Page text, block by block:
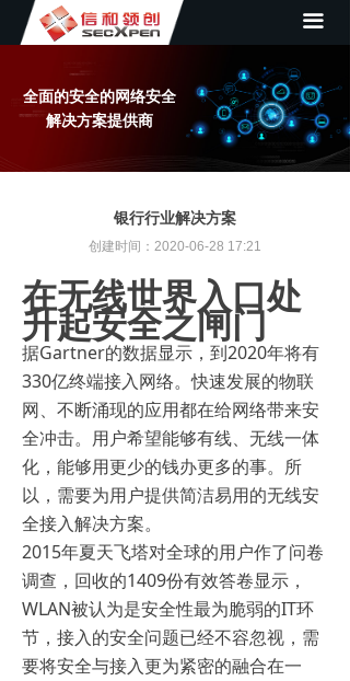
全面的安全的网络安全
解决方案提供商
끀
首页
关于我们
新闻资讯
产品展示
联系我们
合作伙伴
银行行业解决方案
在无线世界入口处
升起安全之闸门
据Gartner的数据显示，到2020年将有
330亿终端接入网络。快速发展的物联
网、不断涌现的应用都在给网络带来安
全冲击。用户希望能够有线、无线一体
化，能够用更少的钱办更多的事。所
以，需要为用户提供简洁易用的无线安
全接入解决方案。
2015年夏天飞塔对全球的用户作了问卷
调查，回收的1409份有效答卷显示，
WLAN被认为是安全性最为脆弱的IT环
节，接入的安全问题已经不容忽视，需
要将安全与接入更为紧密的融合在一
创建时间： 2020-06-28 17:21